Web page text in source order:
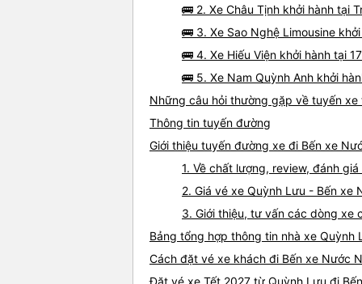
🚌 2. Xe Châu Tịnh khởi hành tại
🚌 3. Xe Sao Nghệ Limousine
🚌 4. Xe Hiếu Viện khởi hành tại
🚌 5. Xe Nam Quỳnh Anh khởi
Những câu hỏi thường gặp về tuyến
Thông tin tuyến đường
Giới thiệu tuyến đường xe đi Bến xe
1. Về chất lượng, review, đánh
2. Giá vé xe Quỳnh Lưu - Bến xe
3. Giới thiệu, tư vấn các dòng xe
Bảng tổng hợp thông tin nhà xe Quỳnh
Cách đặt vé xe khách đi Bến xe Nước